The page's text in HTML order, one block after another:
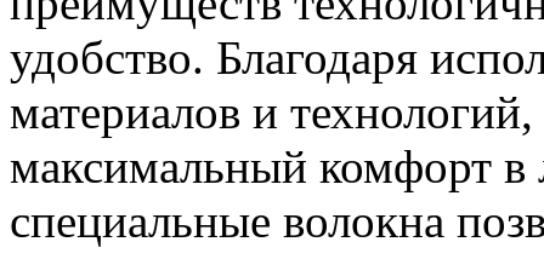
удобство. Благодаря
материалов и
максимальный комфорт
специальные волокна